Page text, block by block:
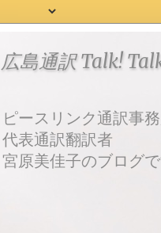
広島通訳 Talk!
ピースリンク通訳事
代表通訳翻訳者
宮原美佳子のブログで